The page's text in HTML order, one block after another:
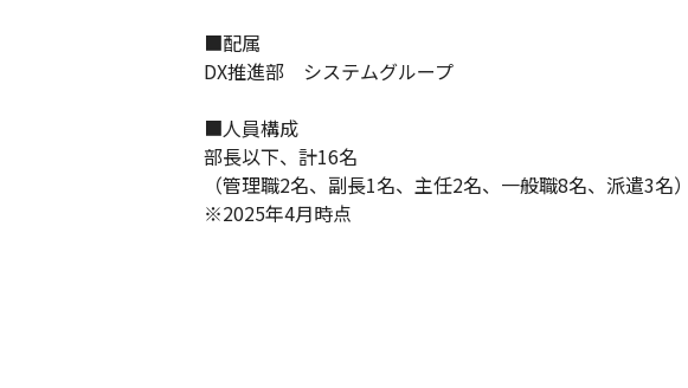
■配属
DX推進部　システムグループ
■人員構成
部長以下、計16名
（管理職2名、副長1名、主任2名、一般職8名、派遣3名）
※2025年4月時点